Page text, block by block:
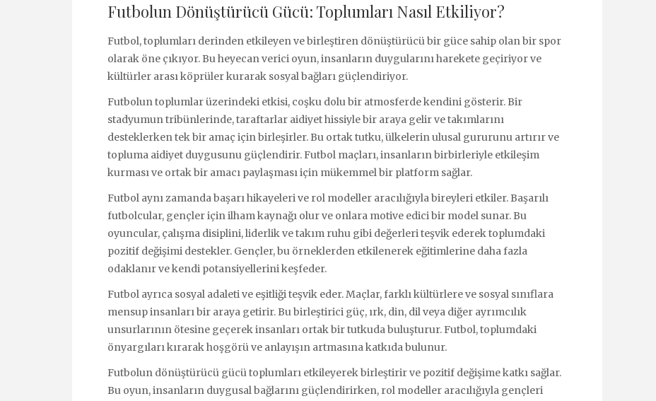
Futbolun Dönüştürücü Gücü: Toplumları Nasıl Etkiliyor?
Futbol, toplumları derinden etkileyen ve birleştiren dönüştürücü bir güce sahip olan bir spor
olarak öne çıkıyor. Bu heyecan verici oyun, insanların duygularını harekete geçiriyor ve
kültürler arası köprüler kurarak sosyal bağları güçlendiriyor.
Futbolun toplumlar üzerindeki etkisi, coşku dolu bir atmosferde kendini gösterir. Bir
stadyumun tribünlerinde, taraftarlar aidiyet hissiyle bir araya gelir ve takımlarını
desteklerken tek bir amaç için birleşirler. Bu ortak tutku, ülkelerin ulusal gururunu artırır ve
topluma aidiyet duygusunu güçlendirir. Futbol maçları, insanların birbirleriyle etkileşim
kurması ve ortak bir amacı paylaşması için mükemmel bir platform sağlar.
Futbol aynı zamanda başarı hikayeleri ve rol modeller aracılığıyla bireyleri etkiler. Başarılı
futbolcular, gençler için ilham kaynağı olur ve onlara motive edici bir model sunar. Bu
oyuncular, çalışma disiplini, liderlik ve takım ruhu gibi değerleri teşvik ederek toplumdaki
pozitif değişimi destekler. Gençler, bu örneklerden etkilenerek eğitimlerine daha fazla
odaklanır ve kendi potansiyellerini keşfeder.
Futbol ayrıca sosyal adaleti ve eşitliği teşvik eder. Maçlar, farklı kültürlere ve sosyal sınıflara
mensup insanları bir araya getirir. Bu birleştirici güç, ırk, din, dil veya diğer ayrımcılık
unsurlarının ötesine geçerek insanları ortak bir tutkuda buluşturur. Futbol, toplumdaki
önyargıları kırarak hoşgörü ve anlayışın artmasına katkıda bulunur.
Futbolun dönüştürücü gücü toplumları etkileyerek birleştirir ve pozitif değişime katkı sağlar.
Bu oyun, insanların duygusal bağlarını güçlendirirken, rol modeller aracılığıyla gençleri